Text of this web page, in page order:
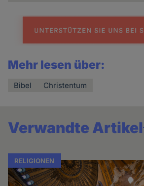
Mehr lesen über:
Bibel Christentum
Verwandte Artikel
RELIGIONEN